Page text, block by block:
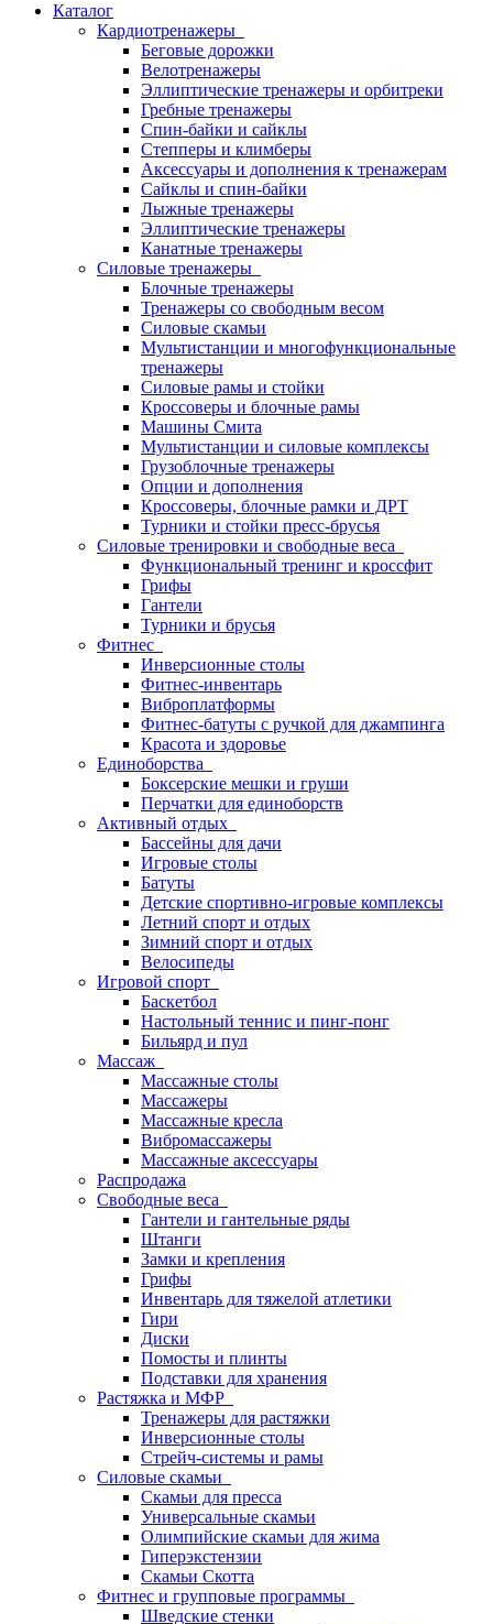
Каталог
Кардиотренажеры
Беговые дорожки
Велотренажеры
Эллиптические тренажеры и орбитреки
Гребные тренажеры
Спин-байки и сайклы
Степперы и климберы
Аксессуары и дополнения к тренажерам
Сайклы и спин-байки
Лыжные тренажеры
Эллиптические тренажеры
Канатные тренажеры
Силовые тренажеры
Блочные тренажеры
Тренажеры со свободным весом
Силовые скамьи
Мультистанции и многофункциональные
тренажеры
Силовые рамы и стойки
Кроссоверы и блочные рамы
Машины Смита
Мультистанции и силовые комплексы
Грузоблочные тренажеры
Опции и дополнения
Кроссоверы, блочные рамки и ДРТ
Турники и стойки пресс-брусья
Силовые тренировки и свободные веса
Функциональный тренинг и кроссфит
Грифы
Гантели
Турники и брусья
Фитнес
Инверсионные столы
Фитнес-инвентарь
Виброплатформы
Фитнес-батуты с ручкой для джампинга
Красота и здоровье
Единоборства
Боксерские мешки и груши
Перчатки для единоборств
Активный отдых
Бассейны для дачи
Игровые столы
Батуты
Детские спортивно-игровые комплексы
Летний спорт и отдых
Зимний спорт и отдых
Велосипеды
Игровой спорт
Баскетбол
Настольный теннис и пинг-понг
Бильярд и пул
Массаж
Массажные столы
Массажеры
Массажные кресла
Вибромассажеры
Массажные аксессуары
Распродажа
Свободные веса
Гантели и гантельные ряды
Штанги
Замки и крепления
Грифы
Инвентарь для тяжелой атлетики
Гири
Диски
Помосты и плинты
Подставки для хранения
Растяжка и МФР
Тренажеры для растяжки
Инверсионные столы
Стрейч-системы и рамы
Силовые скамьи
Скамьи для пресса
Универсальные скамьи
Олимпийские скамьи для жима
Гиперэкстензии
Скамьи Скотта
Фитнес и групповые программы
Шведские стенки